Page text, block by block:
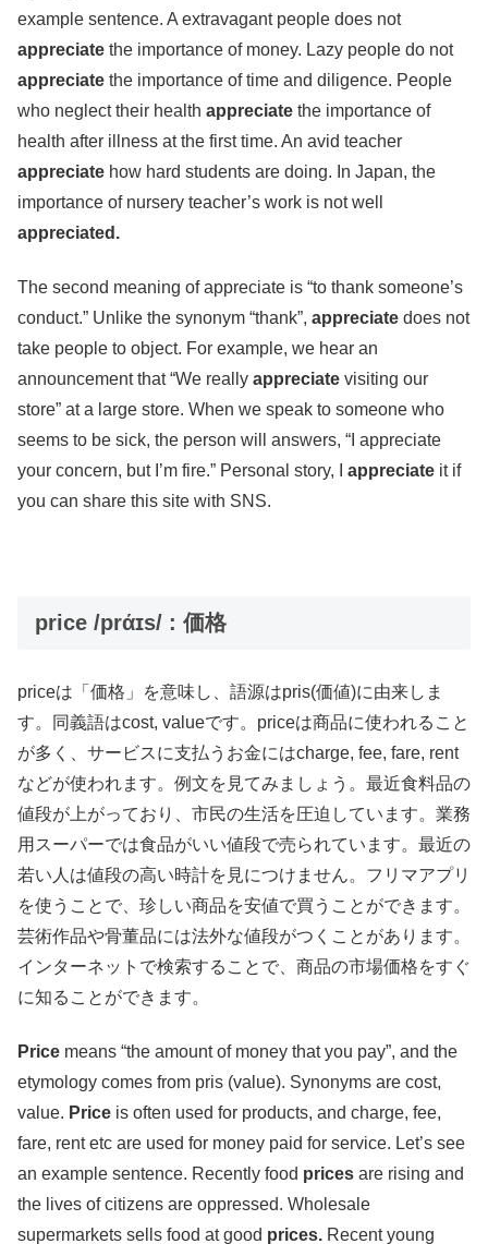
example sentence. A extravagant people does not
appreciate the importance of money. Lazy people do not
appreciate the importance of time and diligence. People
who neglect their health appreciate the importance of
health after illness at the first time. An avid teacher
appreciate how hard students are doing. In Japan, the
importance of nursery teacher’s work is not well
appreciated.
The second meaning of appreciate is “to thank someone’s
conduct.” Unlike the synonym “thank”, appreciate does not
take people to object. For example, we hear an
announcement that “We really appreciate visiting our
store” at a large store. When we speak to someone who
seems to be sick, the person will answers, “I appreciate
your concern, but I’m fire.” Personal story, I appreciate it if
you can share this site with SNS.
price /prάɪs/ : 価格
priceは「価格」を意味し、語源はpris(価値)に由来しま
す。同義語はcost, valueです。priceは商品に使われること
が多く、サービスに支払うお金にはcharge, fee, fare, rent
などが使われます。例文を見てみましょう。最近食料品の
値段が上がっており、市民の生活を圧迫しています。業務
用スーパーでは食品がいい値段で売られています。最近の
若い人は値段の高い時計を見につけません。フリマアプリ
を使うことで、珍しい商品を安値で買うことができます。
芸術作品や骨董品には法外な値段がつくことがあります。
インターネットで検索することで、商品の市場価格をすぐ
に知ることができます。
Price means “the amount of money that you pay”, and the
etymology comes from pris (value). Synonyms are cost,
value. Price is often used for products, and charge, fee,
fare, rent etc are used for money paid for service. Let’s see
an example sentence. Recently food prices are rising and
the lives of citizens are oppressed. Wholesale
supermarkets sells food at good prices. Recent young